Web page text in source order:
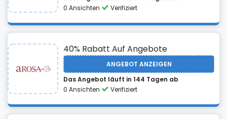
0 Ansichten
Verifiziert
40% Rabatt Auf Angebote
ANGEBOT ANZEIGEN
Das Angebot läuft in 144 Tagen ab
0 Ansichten
Verifiziert